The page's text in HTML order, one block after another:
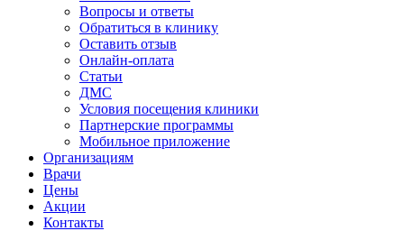
Вопросы и ответы
Обратиться в клинику
Оставить отзыв
Онлайн-оплата
Статьи
ДМС
Условия посещения клиники
Партнерские программы
Мобильное приложение
Организациям
Врачи
Цены
Акции
Контакты